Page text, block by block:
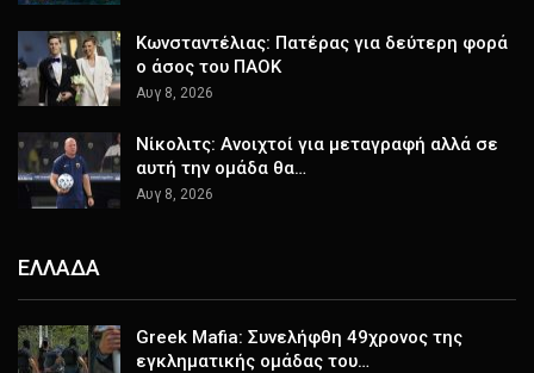
Κωνσταντέλιας: Πατέρας για δεύτερη φορά
ο άσος του ΠΑΟΚ
Αυγ 8, 2026
Νίκολιτς: Ανοιχτοί για μεταγραφή αλλά σε
αυτή την ομάδα θα…
Αυγ 8, 2026
ΕΛΛΑΔΑ
Greek Mafia: Συνελήφθη 49χρονος της
εγκληματικής ομάδας του…